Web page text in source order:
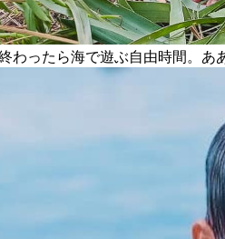
わったら海で遊ぶ自由時間。あ